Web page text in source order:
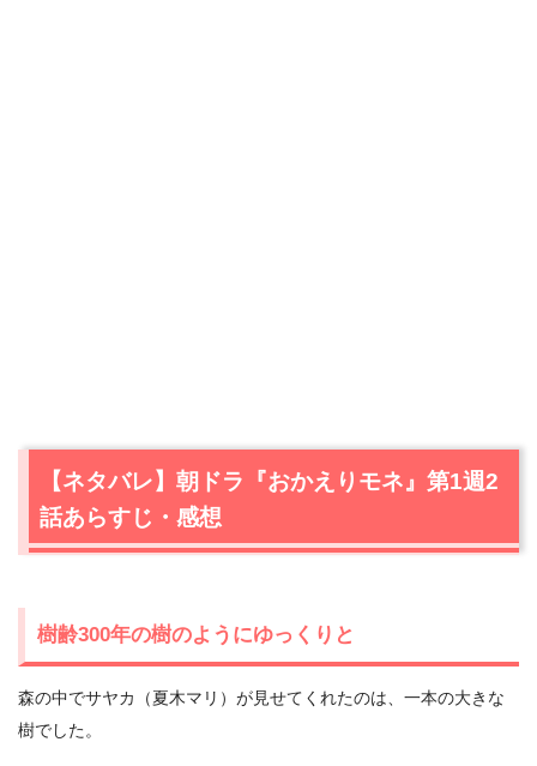
【ネタバレ】朝ドラ『おかえりモネ』第1週2
話あらすじ・感想
樹齢300年の樹のようにゆっくりと
森の中でサヤカ（夏木マリ）が見せてくれたのは、一本の大きな
樹でした。